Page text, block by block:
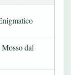
dal